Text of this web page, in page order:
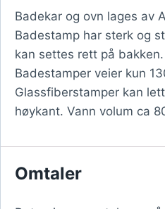
Badekar og ovn lages av
Badestamp har sterk og
kan settes rett på bakken.
Badestamper veier kun
Glassfiberstamper kan
høykant. Vann volum ca
Omtaler